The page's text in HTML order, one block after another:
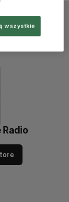
Radio
wszystkie